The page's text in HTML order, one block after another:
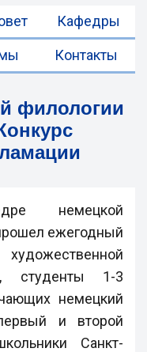
Кафедры
Контакты
филологии
немецкой
ежегодный
студенты 1-3
немецкий
и второй
Санкт-